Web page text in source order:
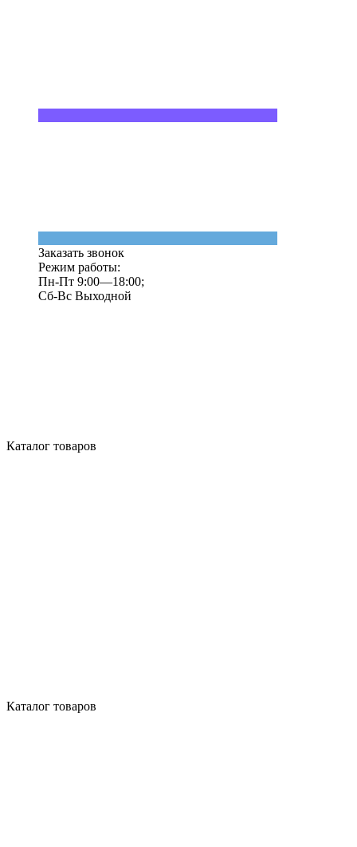
Заказать звонок
Режим работы:
Пн-Пт 9:00—18:00;
Сб-Вс Выходной
Каталог товаров
Каталог товаров